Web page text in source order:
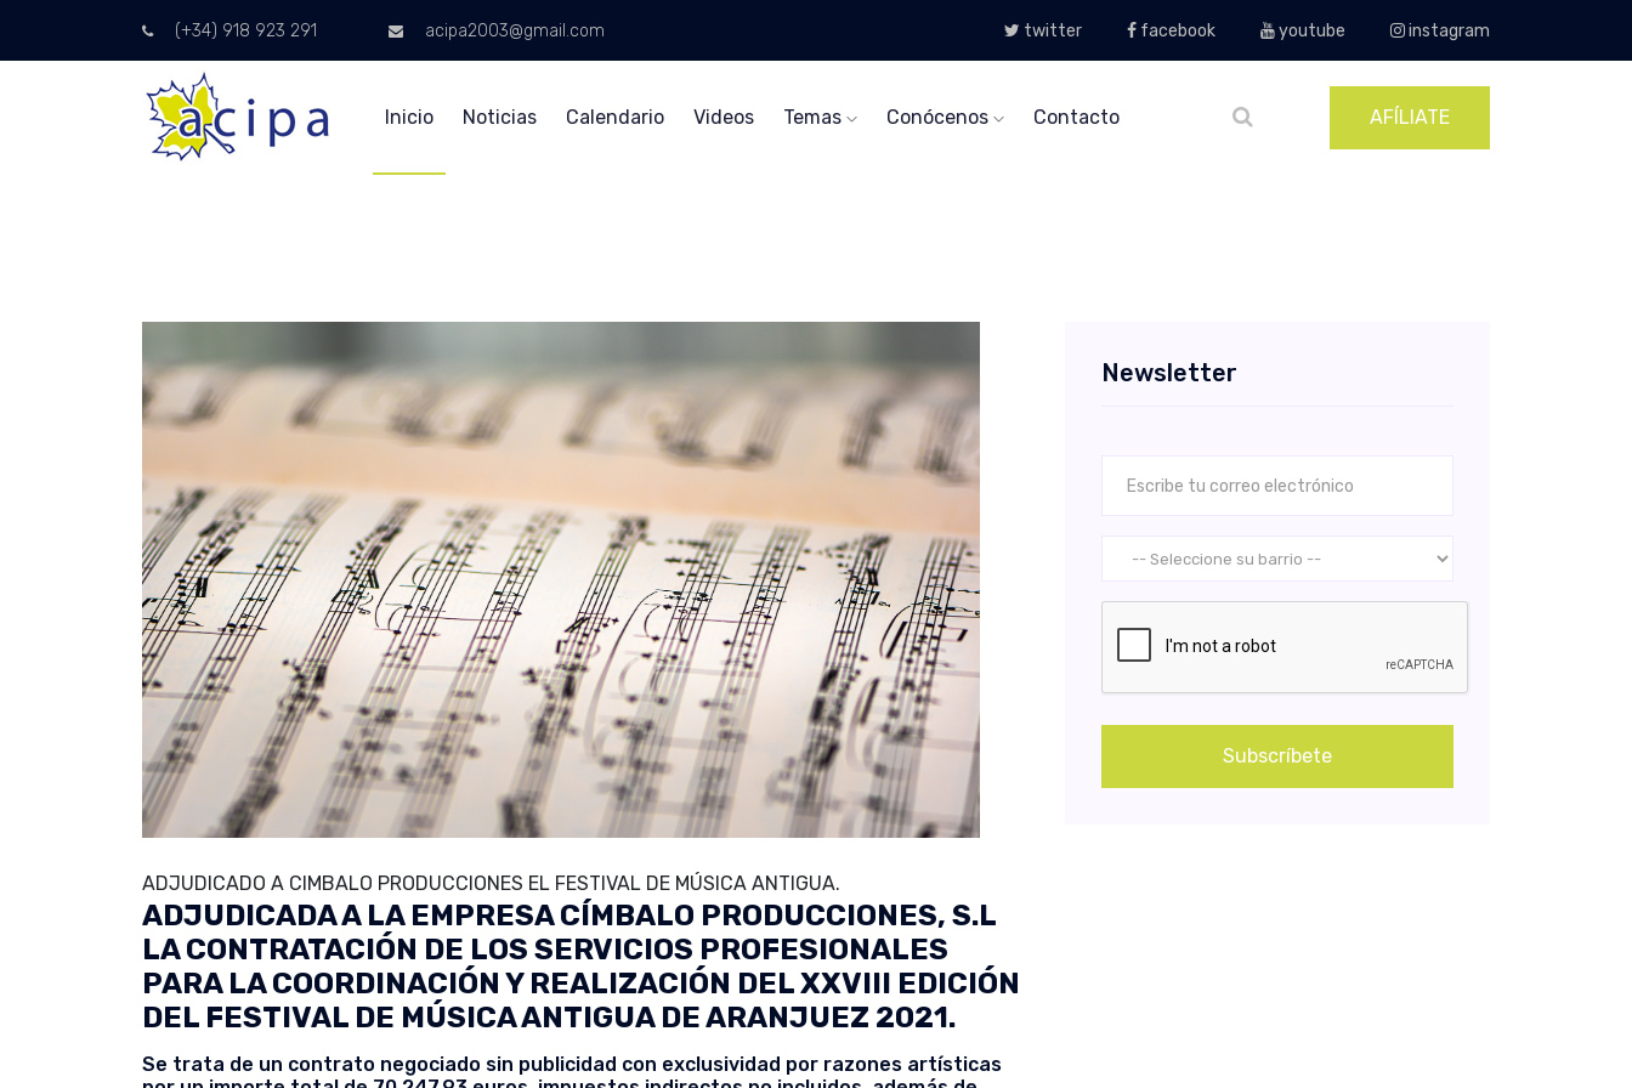
(+34) 918 923 291 acipa2003@gmail.com twitter facebook youtube instagram
Inicio Noticias Calendario Videos Temas Conócenos Contacto AFÍLIATE
ADJUDICADO A CIMBALO PRODUCCIONES EL FESTIVAL DE MÚSICA ANTIGUA.
ADJUDICADA A LA EMPRESA CÍMBALO PRODUCCIONES, S.L
LA CONTRATACIÓN DE LOS SERVICIOS PROFESIONALES
PARA LA COORDINACIÓN Y REALIZACIÓN DEL XXVIII EDICIÓN
DEL FESTIVAL DE MÚSICA ANTIGUA DE ARANJUEZ 2021.
Se trata de un contrato negociado sin publicidad con exclusividad por razones artísticas
Newsletter
Subscríbete